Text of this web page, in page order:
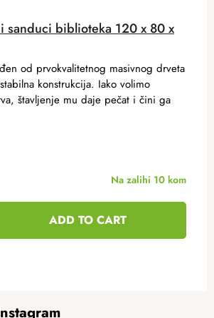
sanduci biblioteka 120 x 80 x
Na zalihi 10 kom
ADD TO CART
od prvokvalitetnog masivnog drveta
konstrukcija. Iako volimo
štavljenje mu daje pečat i čini ga